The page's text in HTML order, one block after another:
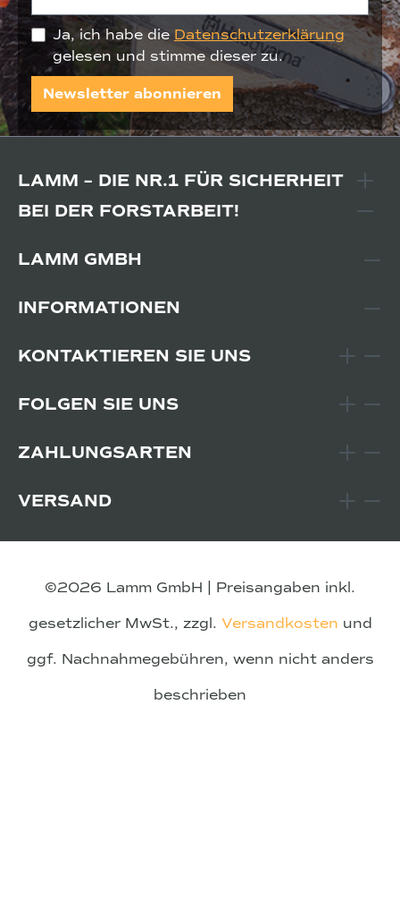
Ja, ich habe die Datenschutzerklärung
gelesen und stimme dieser zu.
Newsletter abonnieren
LAMM – DIE NR.1 FÜR SICHERHEIT
BEI DER FORSTARBEIT!
LAMM GMBH
INFORMATIONEN
KONTAKTIEREN SIE UNS
FOLGEN SIE UNS
ZAHLUNGSARTEN
VERSAND
©2026 Lamm GmbH | Preisangaben inkl.
gesetzlicher MwSt., zzgl. Versandkosten und
ggf. Nachnahmegebühren, wenn nicht anders
beschrieben